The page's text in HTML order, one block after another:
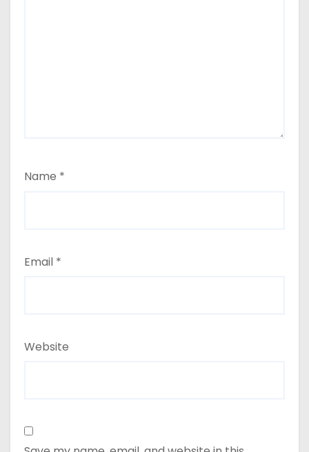
Save my name, email, and website in this